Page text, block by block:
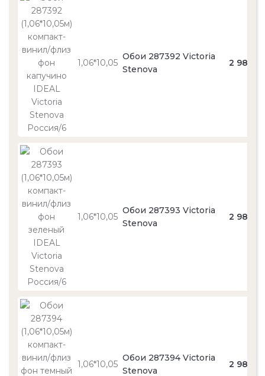
1,06*10,05
Обои 287392 Victoria
Stenova
2 980
1,06*10,05
Обои 287393 Victoria
Stenova
2 980
1,06*10,05
Обои 287394 Victoria
Stenova
2 980